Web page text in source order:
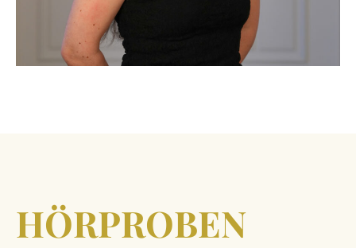
HÖRPROBEN